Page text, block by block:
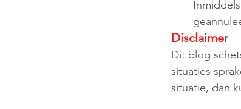
Disclaimer
Dit blog
situaties
situatie, dan